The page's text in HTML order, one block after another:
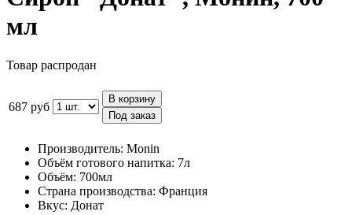
мл
Товар распродан
687 руб
В корзину
Под заказ
Производитель: Monin
Объём готового напитка: 7л
Объём: 700мл
Страна производства: Франция
Вкус: Донат